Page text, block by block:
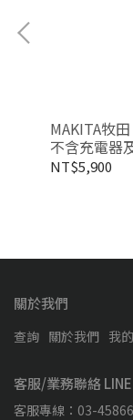
MAKITA牧
不含充電器
NT$5,900
關於我們
查詢 關於我們 我
客服/業務聯絡
客服專線：03-